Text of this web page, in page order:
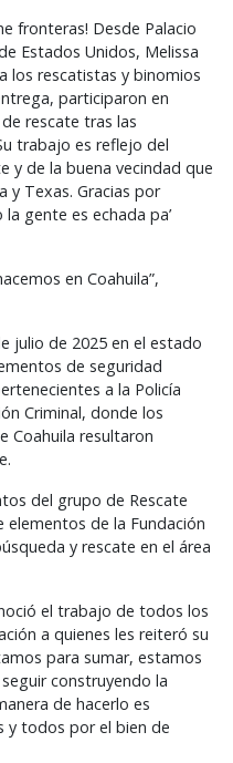
fronteras! Desde Palacio
Estados Unidos, Melissa
los rescatistas y binomios
participaron en
rescate tras las
trabajo es reflejo del
y de la buena vecindad que
y Texas. Gracias por
gente es echada pa’
en Coahuila”,
julio de 2025 en el estado
de seguridad
a la Policía
Criminal, donde los
Coahuila resultaron
del grupo de Rescate
elementos de la Fundación
y rescate en el área
el trabajo de todos los
a quienes les reiteró su
para sumar, estamos
construyendo la
de hacerlo es
y todos por el bien de